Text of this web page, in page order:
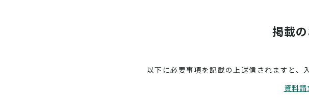
掲載
以下に必要事項を記載の上送信されますと、
資料